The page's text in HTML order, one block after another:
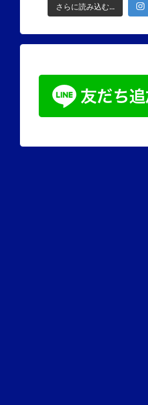
さらに読み込む...